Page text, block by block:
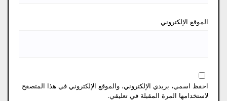
الموقع الإلكتروني
احفظ اسمي، بريدي الإلكتروني، والموقع الإلكتروني في هذا المتصفح
لاستخدامها المرة المقبلة في تعليقي.